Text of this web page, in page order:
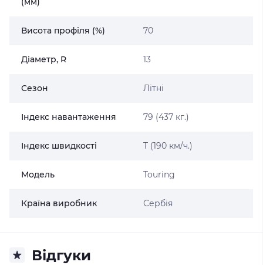
Висота профіля (%) 70
Діаметр, R 13
Сезон Літні
Індекс навантаження 79 (437 кг.)
Індекс швидкості T (190 км/ч.)
Модель Touring
Країна виробник Сербія
Відгуки